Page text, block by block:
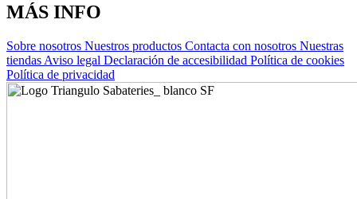
MÁS INFO
Sobre nosotros Nuestros productos Contacta con nosotros Nuestras
tiendas Aviso legal Declaración de accesibilidad Política de cookies
Política de privacidad